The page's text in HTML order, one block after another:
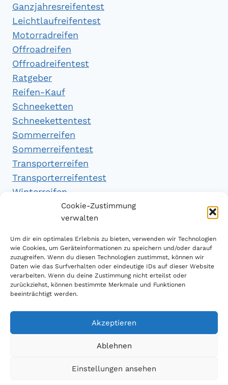
Cookie-Zustimmung
verwalten
Um dir ein optimales Erlebnis zu bieten, verwenden wir Technologien
wie Cookies, um Geräteinformationen zu speichern und/oder darauf
zuzugreifen. Wenn du diesen Technologien zustimmst, können wir
Daten wie das Surfverhalten oder eindeutige IDs auf dieser Website
verarbeiten. Wenn du deine Zustimmung nicht erteilst oder
zurückziehst, können bestimmte Merkmale und Funktionen
beeinträchtigt werden.
Akzeptieren
Ablehnen
Einstellungen ansehen
Ganzjahresreifentest
Leichtlaufreifentest
Motorradreifen
Offroadreifen
Offroadreifentest
Ratgeber
Reifen-Kauf
Schneeketten
Schneekettentest
Sommerreifen
Sommerreifentest
Transporterreifen
Transporterreifentest
Winterreifen
Winterreifentest
Empfehlungen
Handytarifvergleich
Luftsport Magazin